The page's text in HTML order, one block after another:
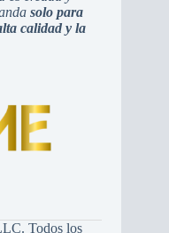
solo para
calidad y la
Todos los